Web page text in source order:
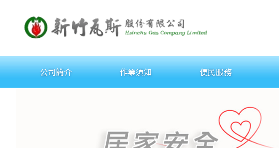
公司簡介 作業須知 便民服務